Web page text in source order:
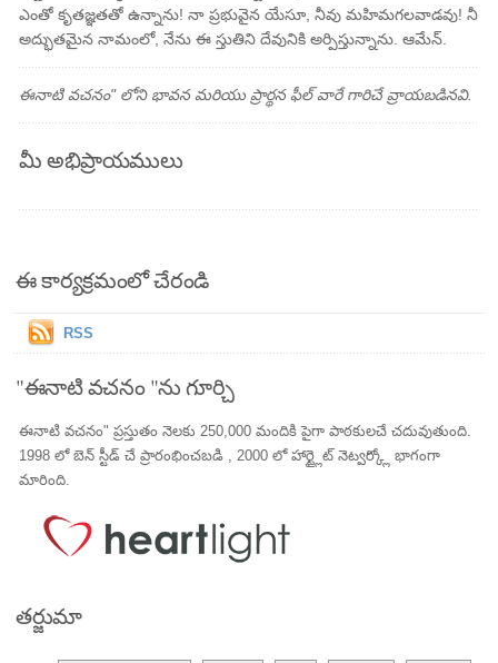
ఎంతో కృతజ్ఞతతో ఉన్నాను! నా ప్రభువైన యేసూ, నీవు మహిమగలవాడవు! నీ
అద్భుతమైన నామంలో, నేను ఈ స్తుతిని దేవునికి అర్పిస్తున్నాను. ఆమేన్.
ఈనాటి వచనం" లోని భావన మరియు ప్రార్థన ఫీల్ వారే గారిచే వ్రాయబడినవి.
మీ అభిప్రాయములు
ఈ కార్యక్రమంలో చేరండి
RSS
"ఈనాటి వచనం "ను గూర్చి
ఈనాటి వచనం" ప్రస్తుతం నెలకు 250,000 మందికి పైగా పాఠకులచే చదువుతుంది.
1998 లో బెన్ స్టీడ్ చే ప్రారంభించబడి , 2000 లో హార్ట్లైట్ నెట్వర్క్లో భాగంగా
మారింది.
తర్జుమా